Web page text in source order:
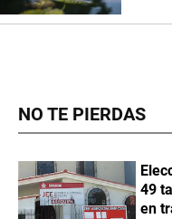
NO TE PIERDAS
49
en